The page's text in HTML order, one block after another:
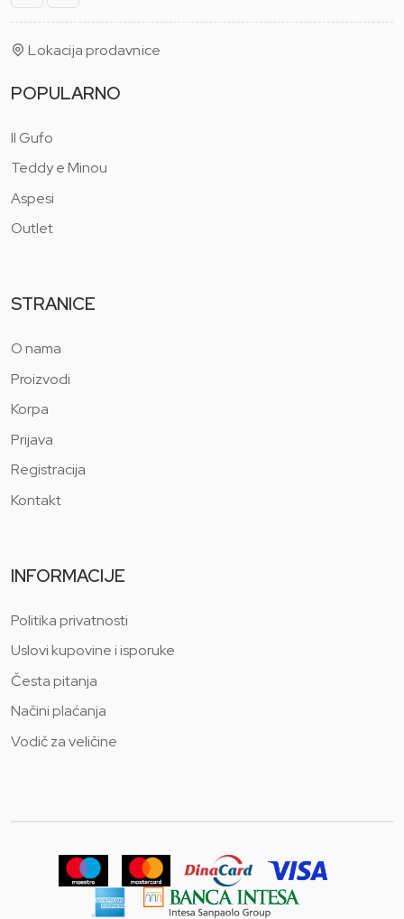
Lokacija prodavnice
POPULARNO
Il Gufo
Teddy e Minou
Aspesi
Outlet
STRANICE
O nama
Proizvodi
Korpa
Prijava
Registracija
Kontakt
INFORMACIJE
Politika privatnosti
Uslovi kupovine i isporuke
Česta pitanja
Načini plaćanja
Vodič za veličine